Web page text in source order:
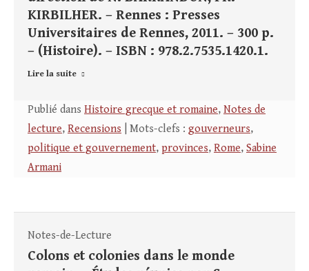
KIRBILHER. – Rennes : Presses
Universitaires de Rennes, 2011. – 300 p.
– (Histoire). – ISBN : 978.2.7535.1420.1.
Lire la suite
Publié dans Histoire grecque et romaine, Notes de
lecture, Recensions | Mots-clefs : gouverneurs,
politique et gouvernement, provinces, Rome, Sabine
Armani
Notes-de-Lecture
Colons et colonies dans le monde